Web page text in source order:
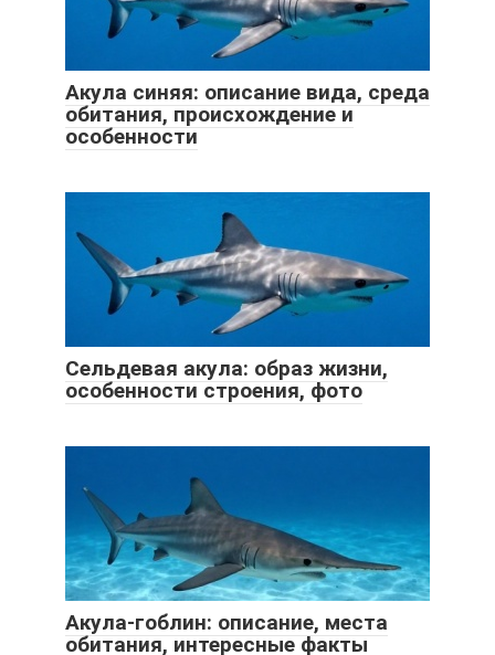
Акула синяя: описание вида, среда
обитания, происхождение и
особенности
Сельдевая акула: образ жизни,
особенности строения, фото
Акула-гоблин: описание, места
обитания, интересные факты